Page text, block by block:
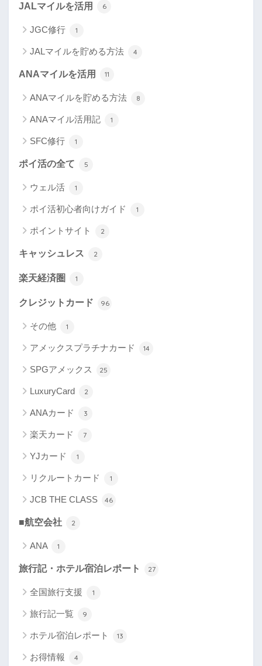
JALマイルを活用 6
JGC修行 1
JALマイルを貯める方法 4
ANAマイルを活用 11
ANAマイルを貯める方法 8
ANAマイル活用記 1
SFC修行 1
ポイ活の全て 5
ウェル活 1
ポイ活初心者向けガイド 1
ポイントサイト 2
キャッシュレス 2
楽天経済圏 1
クレジットカード 96
その他 1
アメックスプラチナカード 14
SPGアメックス 25
LuxuryCard 2
ANAカード 3
楽天カード 7
YJカード 1
リクルートカード 1
JCB THE CLASS 46
■航空会社 2
ANA 1
旅行記・ホテル宿泊レポート 27
全国旅行支援 1
旅行記一覧 9
ホテル宿泊レポート 13
お得情報 4